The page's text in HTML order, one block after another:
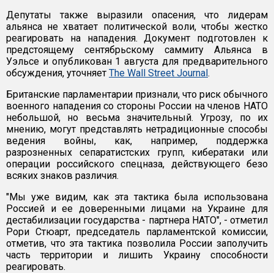
Депутаты также выразили опасения, что лидерам
альянса не хватает политической воли, чтобы жестко
реагировать на нападения. Документ подготовлен к
предстоящему сентябрьскому саммиту Альянса в
Уэльсе и опубликован 1 августа для предварительного
обсуждения, уточняет The Wall Street Journal.
Британские парламентарии признали, что риск обычного
военного нападения со стороны России на членов НАТО
небольшой, но весьма значительный. Угрозу, по их
мнению, могут представлять нетрадиционные способы
ведения войны, как, например, поддержка
разрозненных сепаратистских групп, кибератаки или
операции российского спецназа, действующего безо
всяких знаков различия.
"Мы уже видим, как эта тактика была использована
Россией и ее доверенными лицами на Украине для
дестабилизации государства - партнера НАТО", - отметил
Рори Стюарт, председатель парламентской комиссии,
отметив, что эта тактика позволила России заполучить
часть территории и лишить Украину способности
реагировать.